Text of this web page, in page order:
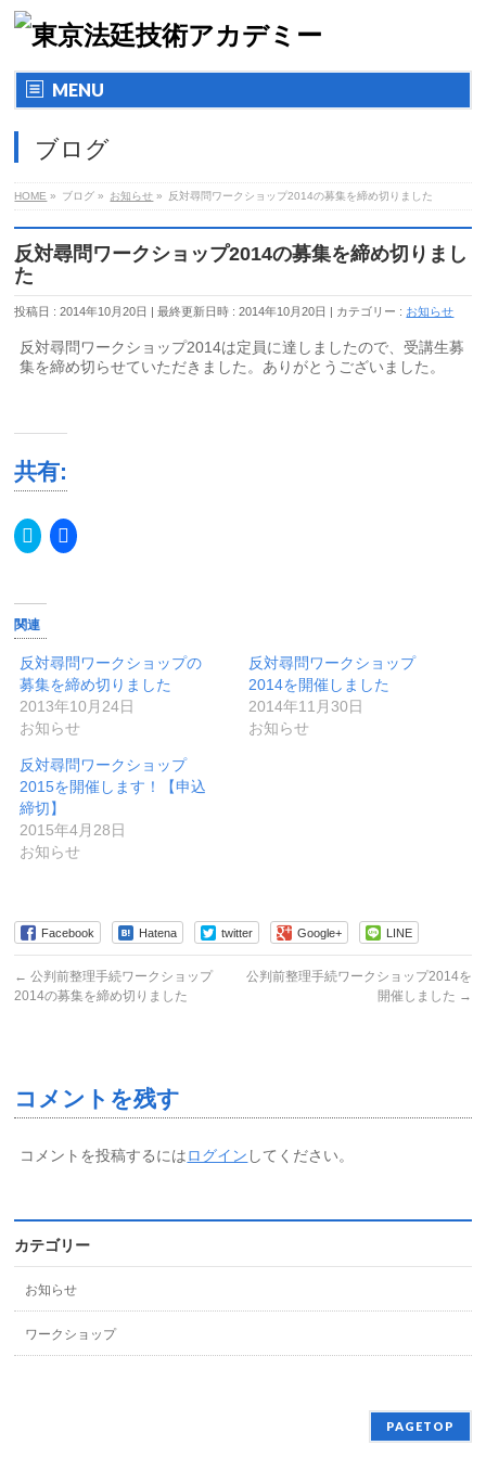
MENU
ブログ
HOME » ブログ » お知らせ » 反対尋問ワークショップ2014の募集を締め切りました
反対尋問ワークショップ2014の募集を締め切りまし
た
投稿日 : 2014年10月20日 最終更新日時 : 2014年10月20日 カテゴリー : お知らせ
反対尋問ワークショップ2014は定員に達しましたので、受講生募
集を締め切らせていただきました。ありがとうございました。
共有:
ク
リ
て
Twitter
で
共
有
(新
し
い
ウ
ィ
ド
ウ
で
開
き
ま
す)
Facebook
で
リ
ッ
ク
し
て
く
さ
い
(新
し
ウ
ィ
ン
き
ま
す)
関連
反対尋問ワークショップの
募集を締め切りました
2013年10月24日
お知らせ
反対尋問ワークショップ
2014を開催しました
2014年11月30日
お知らせ
反対尋問ワークショップ
2015を開催します！【申込
締切】
2015年4月28日
お知らせ
Facebook Hatena twitter Google+ LINE
← 公判前整理手続ワークショップ
2014の募集を締め切りました
公判前整理手続ワークショップ2014を
開催しました →
コメントを残す
コメントを投稿するにはログイン してください。
カテゴリー
お知らせ
ワークショップ
PAGETOP